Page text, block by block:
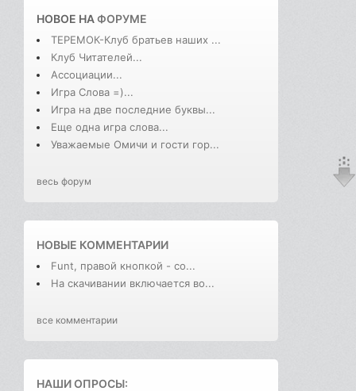
НОВОЕ НАФОРУМЕ
ТЕРЕМОК-Клуб братьев наших ...
Клуб Читателей...
Ассоциации...
Игра Слова =)...
Игра на две последние буквы...
Еще одна игра слова...
Уважаемые Омичи и гости гор...
весь форум
НОВЫЕ КОММЕНТАРИИ
Funt, правой кнопкой - со...
На скачивании включается во...
все комментарии
НАШИ ОПРОСЫ: